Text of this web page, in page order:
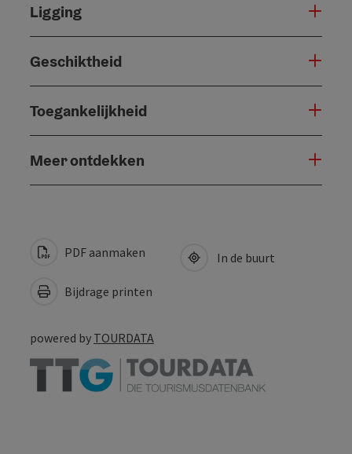
Ligging
Geschiktheid
Toegankelijkheid
Meer ontdekken
PDF aanmaken
Bijdrage printen
In de buurt
powered by TOURDATA